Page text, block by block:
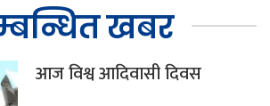
खबर
आज विश्व आदिवासी दिवस